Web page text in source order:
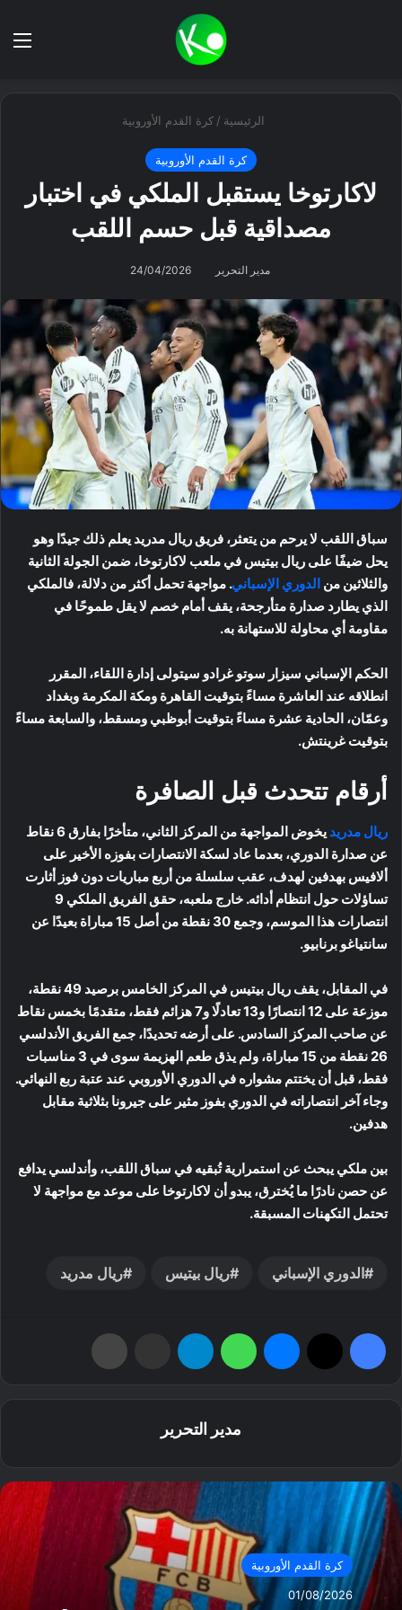
الرئيسية / كرة القدم الأوروبية
كرة القدم الأوروبية
لاكارتوخا يستقبل الملكي في اختبار
مصداقية قبل حسم اللقب
مدير التحرير 24/04/2026
سباق اللقب لا يرحم من يتعثر، فريق ريال مدريد يعلم ذلك جيدًا وهو
يحل ضيفًا على ريال بيتيس في ملعب لاكارتوخا، ضمن الجولة الثانية
والثلاثين من الدوري الإسباني. مواجهة تحمل أكثر من دلالة، فالملكي
الذي يطارد صدارة متأرجحة، يقف أمام خصم لا يقل طموحًا في
مقاومة أي محاولة للاستهانة به.
الحكم الإسباني سيزار سوتو غرادو سيتولى إدارة اللقاء، المقرر
انطلاقه عند العاشرة مساءً بتوقيت القاهرة ومكة المكرمة وبغداد
وعمّان، الحادية عشرة مساءً بتوقيت أبوظبي ومسقط، والسابعة مساءً
بتوقيت غرينتش.
أرقام تتحدث قبل الصافرة
ريال مدريد
يخوض المواجهة من المركز الثاني، متأخرًا بفارق 6 نقاط
عن صدارة الدوري، بعدما عاد لسكة الانتصارات بفوزه الأخير على
ألافيس بهدفين لهدف، عقب سلسلة من أربع مباريات دون فوز أثارت
تساؤلات حول انتظام أدائه. خارج ملعبه، حقق الفريق الملكي 9
انتصارات هذا الموسم، وجمع 30 نقطة من أصل 15 مباراة بعيدًا عن
سانتياغو برنابيو.
في المقابل، يقف ريال بيتيس في المركز الخامس برصيد 49 نقطة،
موزعة على 12 انتصارًا و13 تعادلًا و7 هزائم فقط، متقدمًا بخمس نقاط
عن صاحب المركز السادس. على أرضه تحديدًا، جمع الفريق الأندلسي
26 نقطة من 15 مباراة، ولم يذق طعم الهزيمة سوى في 3 مناسبات
فقط، قبل أن يختتم مشواره في الدوري الأوروبي عند عتبة ربع النهائي.
وجاء آخر انتصاراته في الدوري بفوز مثير على جيرونا بثلاثية مقابل
هدفين.
بين ملكي يبحث عن استمرارية تُبقيه في سباق اللقب، وأندلسي يدافع
عن حصن نادرًا ما يُخترق، يبدو أن لاكارتوخا على موعد مع مواجهة لا
تحتمل التكهنات المسبقة.
الدوري الإسباني ريال بيتيس ريال مدريد
مدير التحرير
كرة القدم الأوروبية
01/08/2026